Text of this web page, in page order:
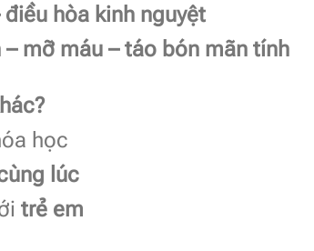
hòa kinh nguyệt
mỡ máu – táo bón mãn tính
học
lúc
trẻ em